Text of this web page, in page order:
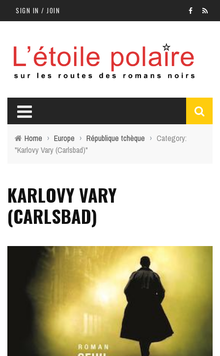
SIGN IN / JOIN
Home › Europe › République tchèque › Category:
"Karlovy Vary (Carlsbad)"
KARLOVY VARY
(CARLSBAD)